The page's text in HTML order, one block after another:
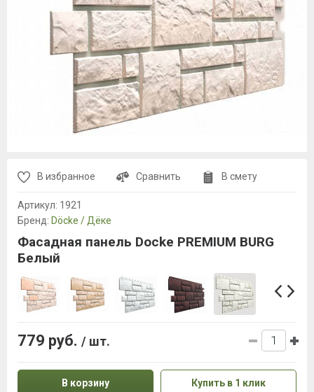
В избранное Сравнить В смету
Артикул: 1921
Бренд: Döcke / Дёке
Фасадная панель Docke PREMIUM BURG
Белый
779 руб. / шт.
В корзину Купить в 1 клик